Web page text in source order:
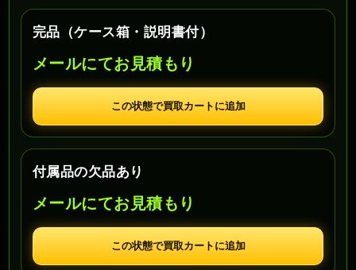
完品（ケース箱・説明書付）
メールにてお見積もり
この状態で買取カートに追加
付属品の欠品あり
メールにてお見積もり
この状態で買取カートに追加